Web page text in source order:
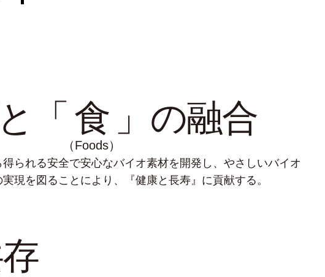
と「 食
（Foods）
」の融合
られる安全で安心なバイオ素材を開発し、やさしいバイオ
現を図ることにより、『健康と長寿』に貢献する。